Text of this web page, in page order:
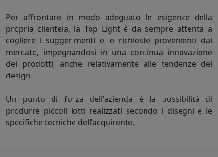
Per affrontare in modo adeguato le esigenze della
propria clientela, la Top Light è da sempre attenta a
cogliere i suggerimenti e le richieste provenienti dal
mercato, impegnandosi in una continua innovazione
dei prodotti, anche relativamente alle tendenze del
design.
Un punto di forza dell'azienda è la possibilità di
produrre piccoli lotti realizzati secondo i disegni e le
specifiche tecniche dell'acquirente.